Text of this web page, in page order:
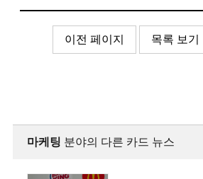
이전 페이지 목록 보기
마케팅 분야의 다른 카드 뉴스